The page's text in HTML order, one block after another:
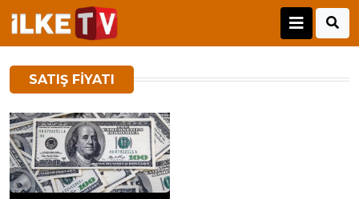
SATIŞ FIYATI